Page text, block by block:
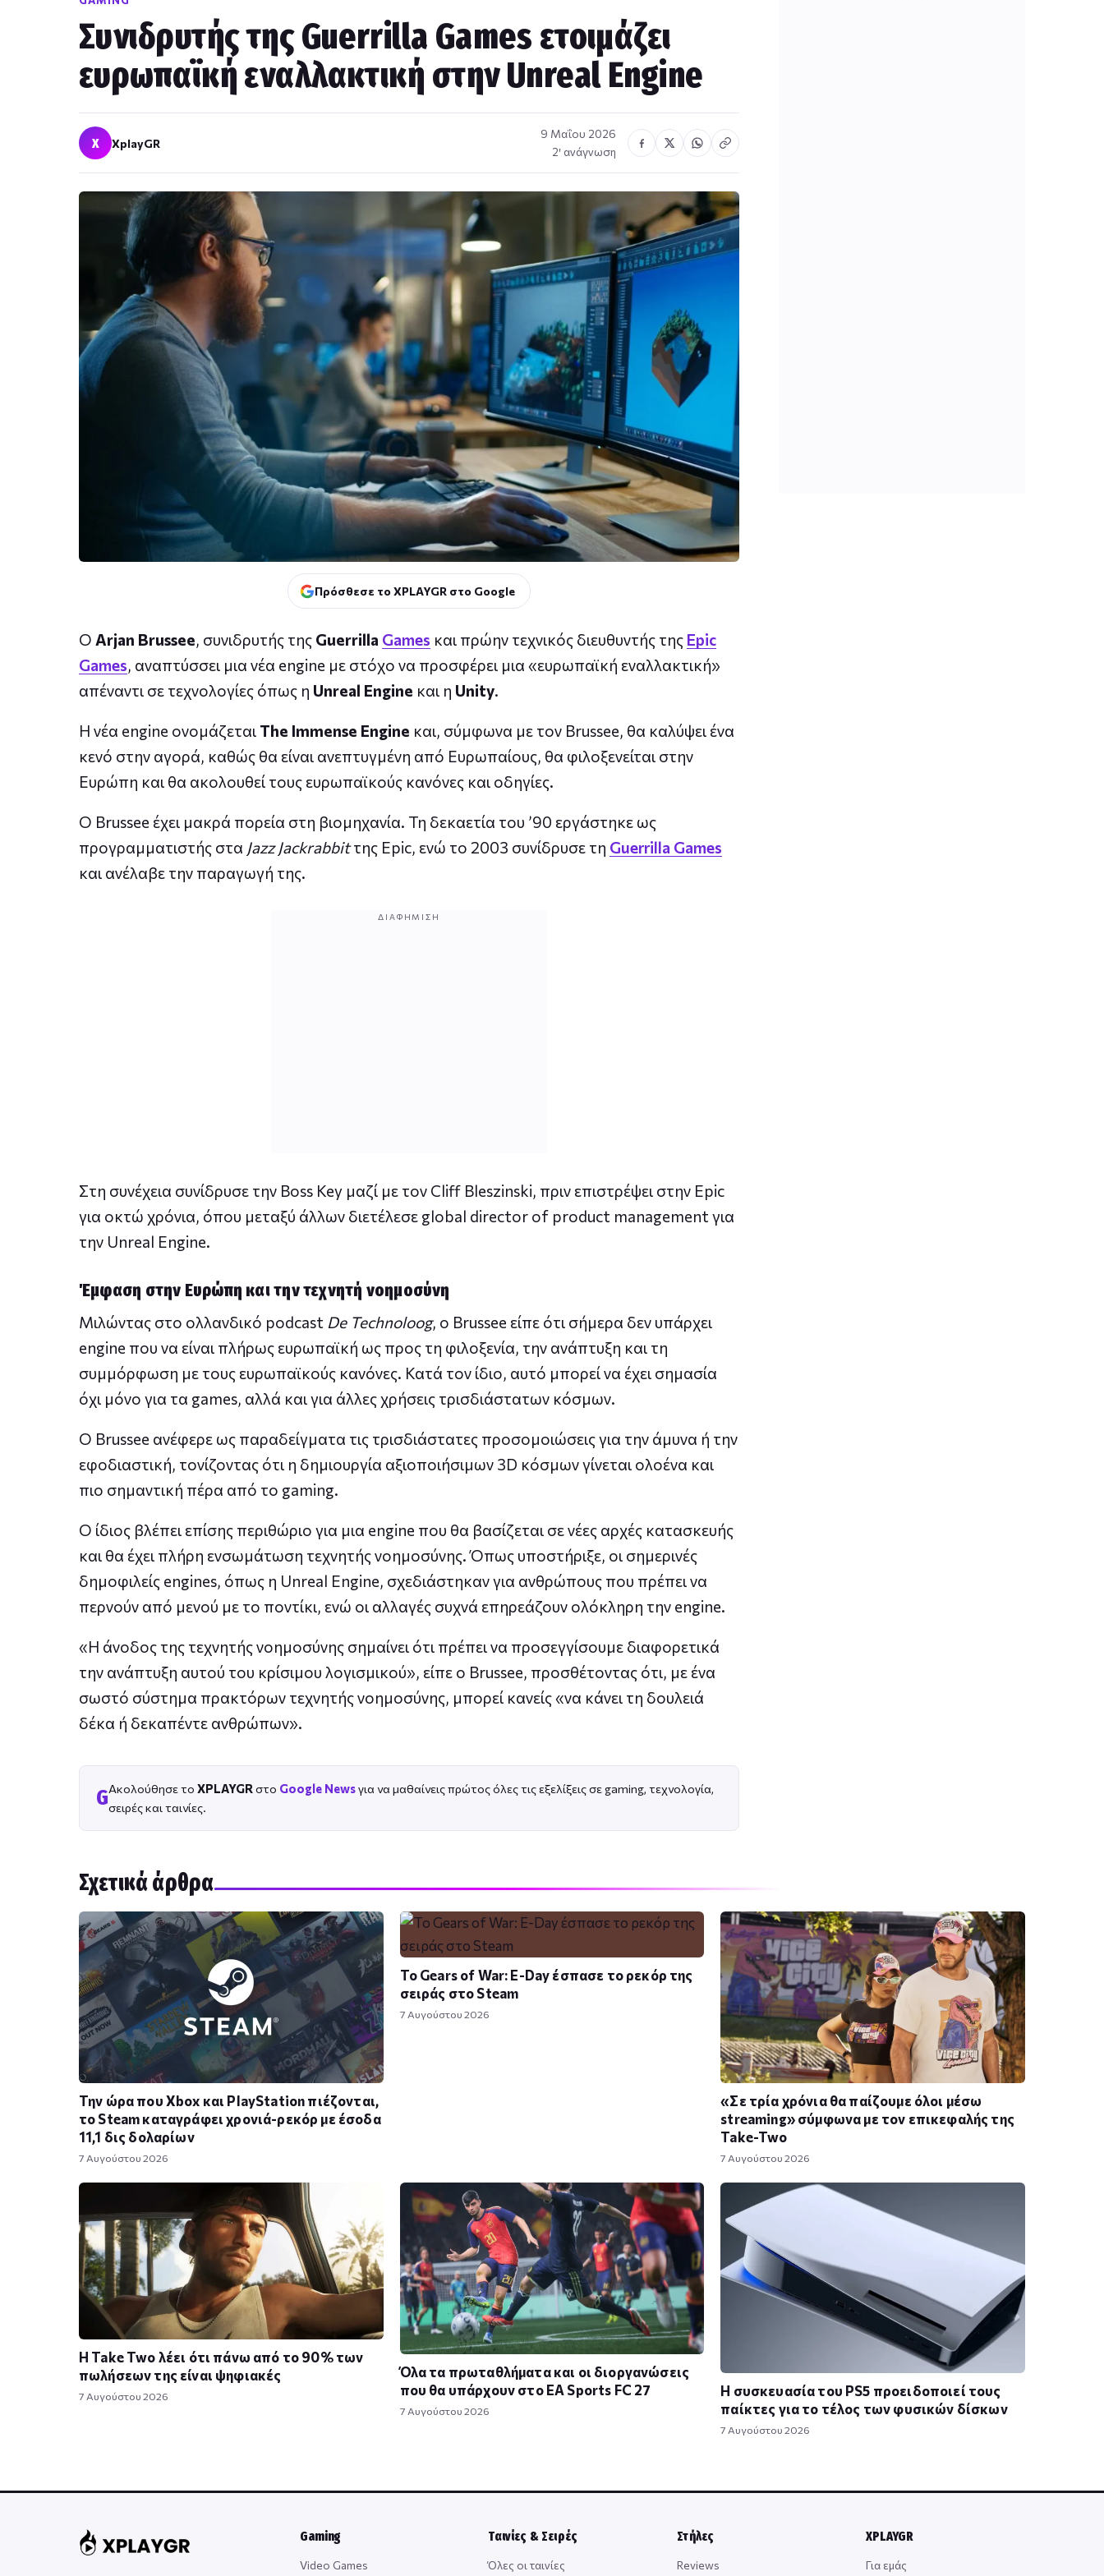
Συνιδρυτής της Guerrilla Games ετοιμάζει
ευρωπαϊκή εναλλακτική στην Unreal Engine
X XplayGR
9 Μαΐου 2026
2′ ανάγνωση
Πρόσθεσε το XPLAYGR στο Google
Ο Arjan Brussee, συνιδρυτής της Guerrilla Games και πρώην τεχνικός διευθυντής της Epic
Games, αναπτύσσει μια νέα engine με στόχο να προσφέρει μια «ευρωπαϊκή εναλλακτική»
απέναντι σε τεχνολογίες όπως η Unreal Engine και η Unity.
Η νέα engine ονομάζεται The Immense Engine και, σύμφωνα με τον Brussee, θα καλύψει ένα
κενό στην αγορά, καθώς θα είναι ανεπτυγμένη από Ευρωπαίους, θα φιλοξενείται στην
Ευρώπη και θα ακολουθεί τους ευρωπαϊκούς κανόνες και οδηγίες.
Ο Brussee έχει μακρά πορεία στη βιομηχανία. Τη δεκαετία του ’90 εργάστηκε ως
προγραμματιστής στα Jazz Jackrabbitτης Epic, ενώ το 2003 συνίδρυσε τη Guerrilla Games
και ανέλαβε την παραγωγή της.
ΔΙΑΦΉΜΙΣΗ
Στη συνέχεια συνίδρυσε την Boss Key μαζί με τον Cliff Bleszinski, πριν επιστρέψει στην Epic
για οκτώ χρόνια, όπου μεταξύ άλλων διετέλεσε global director of product management για
την Unreal Engine.
Έμφαση στην Ευρώπη και την τεχνητή νοημοσύνη
Μιλώντας στο ολλανδικό podcast De Technoloog, ο Brussee είπε ότι σήμερα δεν υπάρχει
engine που να είναι πλήρως ευρωπαϊκή ως προς τη φιλοξενία, την ανάπτυξη και τη
συμμόρφωση με τους ευρωπαϊκούς κανόνες. Κατά τον ίδιο, αυτό μπορεί να έχει σημασία
όχι μόνο για τα games, αλλά και για άλλες χρήσεις τρισδιάστατων κόσμων.
Ο Brussee ανέφερε ως παραδείγματα τις τρισδιάστατες προσομοιώσεις για την άμυνα ή την
εφοδιαστική, τονίζοντας ότι η δημιουργία αξιοποιήσιμων 3D κόσμων γίνεται ολοένα και
πιο σημαντική πέρα από το gaming.
Ο ίδιος βλέπει επίσης περιθώριο για μια engine που θα βασίζεται σε νέες αρχές κατασκευής
και θα έχει πλήρη ενσωμάτωση τεχνητής νοημοσύνης. Όπως υποστήριξε, οι σημερινές
δημοφιλείς engines, όπως η Unreal Engine, σχεδιάστηκαν για ανθρώπους που πρέπει να
περνούν από μενού με το ποντίκι, ενώ οι αλλαγές συχνά επηρεάζουν ολόκληρη την engine.
«Η άνοδος της τεχνητής νοημοσύνης σημαίνει ότι πρέπει να προσεγγίσουμε διαφορετικά
την ανάπτυξη αυτού του κρίσιμου λογισμικού», είπε ο Brussee, προσθέτοντας ότι, με ένα
σωστό σύστημα πρακτόρων τεχνητής νοημοσύνης, μπορεί κανείς «να κάνει τη δουλειά
δέκα ή δεκαπέντε ανθρώπων».
GΑκολούθησε το XPLAYGR στο Google Newsγια να μαθαίνεις πρώτος όλες τις εξελίξεις σε gaming, τεχνολογία,
σειρές και ταινίες.
Σχετικά άρθρα
Την ώρα που Xbox και PlayStation πιέζονται,
το Steam καταγράφει χρονιά-ρεκόρ με έσοδα
11,1 δις δολαρίων
7 Αυγούστου 2026
Το Gears of War: E-Day έσπασε το ρεκόρ της
σειράς στο Steam
7 Αυγούστου 2026
«Σε τρία χρόνια θα παίζουμε όλοι μέσω
streaming» σύμφωνα με τον επικεφαλής της
Take-Two
7 Αυγούστου 2026
Η Take Twο λέει ότι πάνω από το 90% των
πωλήσεων της είναι ψηφιακές
7 Αυγούστου 2026
Όλα τα πρωταθλήματα και οι διοργανώσεις
που θα υπάρχουν στο EA Sports FC 27
7 Αυγούστου 2026
Η συσκευασία του PS5 προειδοποιεί τους
παίκτες για το τέλος των φυσικών δίσκων
7 Αυγούστου 2026
Gaming
Video Games
Ταινίες & Σειρές
Όλες οι ταινίες
Στήλες
Reviews
XPLAYGR
Για εμάς